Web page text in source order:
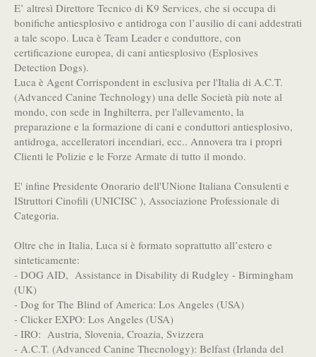
E’ altresì Direttore Tecnico di K9 Services, che si occupa di
bonifiche antiesplosivo e antidroga con l’ausilio di cani addestrati
a tale scopo. Luca è Team Leader e conduttore, con
certificazione europea, di cani antiesplosivo (Esplosives
Detection Dogs).
Luca è Agent Corrispondent in esclusiva per l'Italia di A.C.T.
(Advanced Canine Technology) una delle Società più note al
mondo, con sede in Inghilterra, per l'allevamento, la
preparazione e la formazione di cani e conduttori antiesplosivo,
antidroga, accelleratori incendiari, ecc.. Annovera tra i propri
Clienti le Polizie e le Forze Armate di tutto il mondo.
E' infine Presidente Onorario dell'UNione Italiana Consulenti e
IStruttori Cinofili (UNICISC ), Associazione Professionale di
Categoria.
Oltre che in Italia, Luca si è formato soprattutto all’estero e
sinteticamente:
- DOG AID, Assistance in Disability di Rudgley - Birmingham
(UK)
- Dog for The Blind of America: Los Angeles (USA)
- Clicker EXPO: Los Angeles (USA)
- IRO: Austria, Slovenia, Croazia, Svizzera
- A.C.T. (Advanced Canine Thecnology): Belfast (Irlanda del